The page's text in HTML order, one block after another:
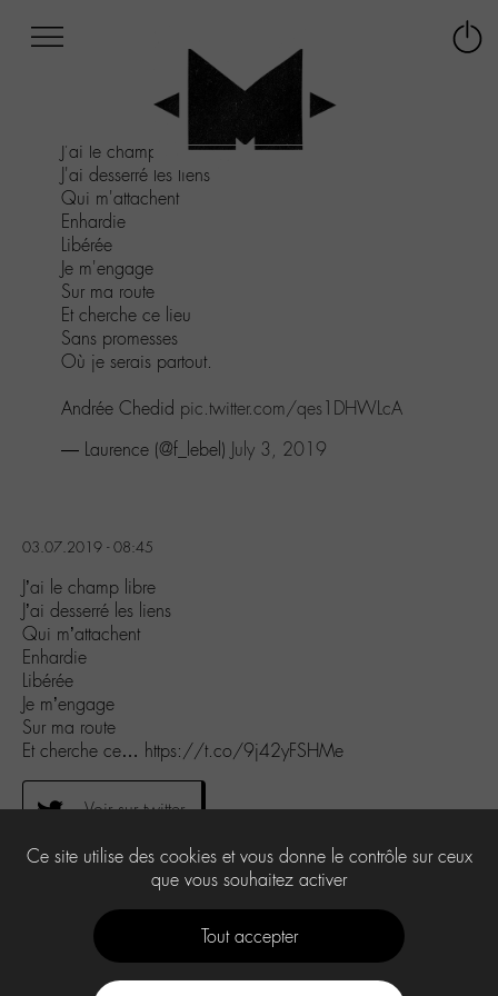
au
menu
Aller
contenu
Aller
recherche
J'ai le champ libre
J'ai desserré les liens
Qui m'attachent
Enhardie
Libérée
Je m'engage
Sur ma route
Et cherche ce lieu
Sans promesses
Où je serais partout.
Andrée Chedid pic.twitter.com/qes1DHWLcA
— Laurence (@f_lebel) July 3, 2019
03.07.2019 - 08:45
J’ai le champ libre
J’ai desserré les liens
Qui m’attachent
Enhardie
Libérée
Je m’engage
Sur ma route
Et cherche ce… https://t.co/9j42yFSHMe
Voir sur twitter
Ce site utilise des cookies et vous donne le contrôle sur ceux
que vous souhaitez activer
Tout accepter